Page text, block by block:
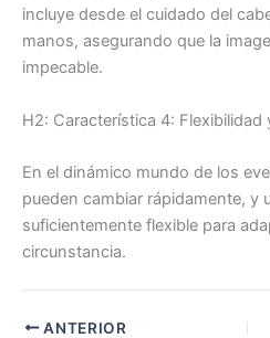
incluye desde el cuidado del
manos, asegurando que la
impecable.
H2: Característica 4: Flexibilidad
En el dinámico mundo de los
pueden cambiar rápidamente, y
suficientemente flexible para
circunstancia.
ANTERIOR